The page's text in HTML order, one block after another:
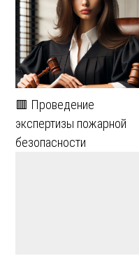
🟥 Проведение
экспертизы пожарной
безопасности